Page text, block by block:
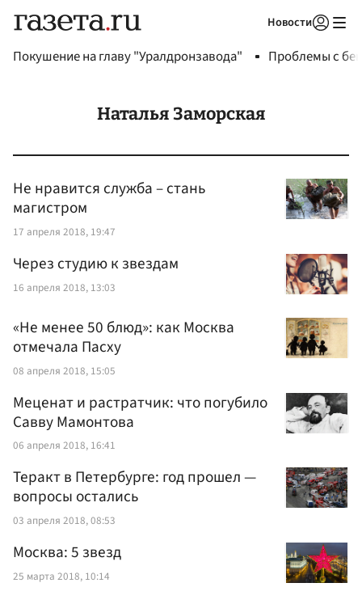
Новости
Покушение на главу "Уралдронзавода" Проблемы с
Наталья Заморская
Не нравится служба – стань
магистром
17 апреля 2018, 19:47
Через студию к звездам
16 апреля 2018, 13:03
«Не менее 50 блюд»: как Москва
отмечала Пасху
08 апреля 2018, 15:05
Меценат и растратчик: что погубило
Савву Мамонтова
06 апреля 2018, 16:41
Теракт в Петербурге: год прошел —
вопросы остались
03 апреля 2018, 08:53
Москва: 5 звезд
25 марта 2018, 10:14